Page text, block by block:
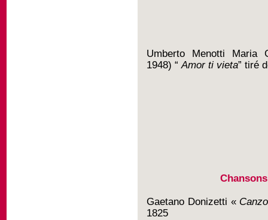
Umberto Menotti Maria
1948) “Amor ti vieta” tiré
Chansons
Gaetano Donizetti «
1825